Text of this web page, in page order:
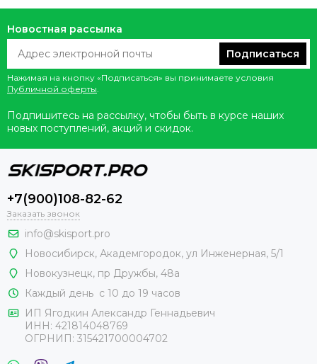
Новостная рассылка
Подписаться
Нажимая на кнопку «Подписаться» вы принимаете условия
Публичной оферты.
Подпишитесь на рассылку, чтобы быть в курсе наших
новых поступлений, акций и скидок.
+7(900)108-82-62
Заказать звонок
info@skisport.pro
Новосибирск, Академгородок, ул Инженерная, 5/1
Новокузнецк, пр Дружбы, 48а
Каждый день с 10 до 19 часов
ИП Ягодкин Александр Геннадьевич
ИНН: 421814048769
ОГРНИП: 315421700004702